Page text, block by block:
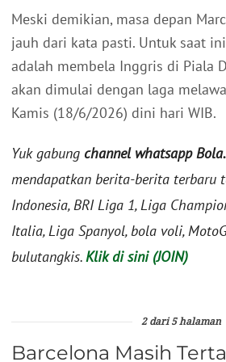
Meski demikian, masa depan
jauh dari kata pasti. Untuk saat
adalah membela Inggris di Piala
akan dimulai dengan laga
Kamis (18/6/2026) dini hari WIB.
Yuk gabung channel whatsapp
mendapatkan berita-berita terbaru
Indonesia, BRI Liga 1, Liga
Italia, Liga Spanyol, bola voli,
bulutangkis.Klik di sini (JOIN)
2 dari 5 halaman
Barcelona Masih